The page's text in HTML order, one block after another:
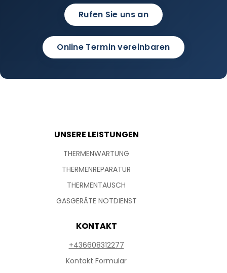
Rufen Sie uns an
Online Termin vereinbaren
UNSERE LEISTUNGEN
THERMENWARTUNG
THERMENREPARATUR
THERMENTAUSCH
GASGERÄTE NOTDIENST
KONTAKT
+436608312277
Kontakt Formular